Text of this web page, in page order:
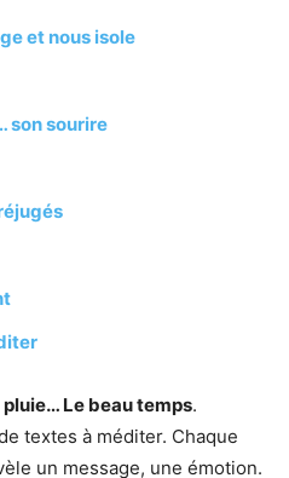
et nous isole
son sourire
pluie… Le beau temps.
textes à méditer. Chaque
un message, une émotion.